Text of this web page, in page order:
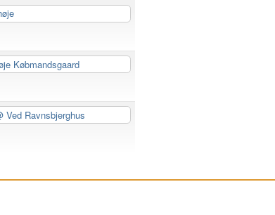
Købmandsgaard
Ved Ravnsbjerghus